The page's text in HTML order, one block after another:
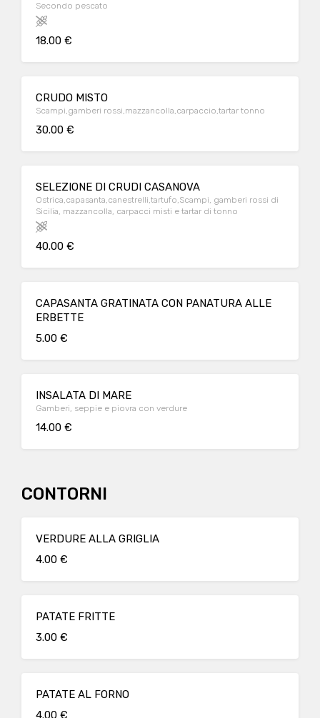
Secondo pescato
18.00 €
CRUDO MISTO
Scampi,gamberi rossi,mazzancolla,carpaccio,tartar tonno
30.00 €
SELEZIONE DI CRUDI CASANOVA
Ostrica,capasanta,canestrelli,tartufo,Scampi, gamberi rossi di
Sicilia, mazzancolla, carpacci misti e tartar di tonno
40.00 €
CAPASANTA GRATINATA CON PANATURA ALLE
ERBETTE
5.00 €
INSALATA DI MARE
Gamberi, seppie e piovra con verdure
14.00 €
CONTORNI
VERDURE ALLA GRIGLIA
4.00 €
PATATE FRITTE
3.00 €
PATATE AL FORNO
4.00 €